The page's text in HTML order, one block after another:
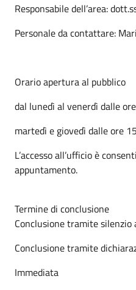
Responsabile dell’area:
Personale da contattare:
Orario apertura al pubblico
dal lunedì al venerdì dalle
martedì e giovedì dalle ore
L’accesso all’ufficio è
appuntamento.
Termine di conclusione
Conclusione tramite silenzio
Conclusione tramite
Immediata